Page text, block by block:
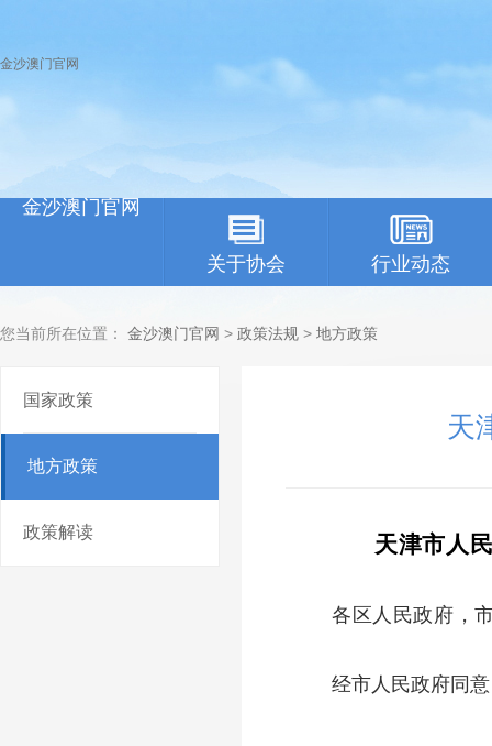
金沙澳门官网
金沙澳门官网
关于协会 行业动态
您当前所在位置： 金沙澳门官网 > 政策法规 > 地方政策
国家政策
地方政策
政策解读
天
天津市人
各区人民政府，
经市人民政府同